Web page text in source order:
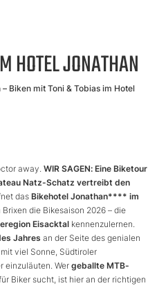
HOTEL JONATHAN
Biken mit Toni & Tobias im Hotel
away. WIR SAGEN: Eine Biketour
Natz-Schatz vertreibt den
das Bikehotel Jonathan**** im
die Bikesaison 2026 – die
Eisacktal kennenzulernen.
Jahres an der Seite des genialen
mit viel Sonne, Südtiroler
einzuläuten. Wer geballte MTB-
Biker sucht, ist hier an der richtigen